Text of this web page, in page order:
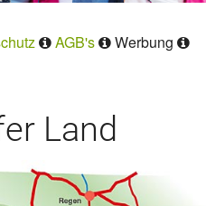
AGB's
Werbung
Land